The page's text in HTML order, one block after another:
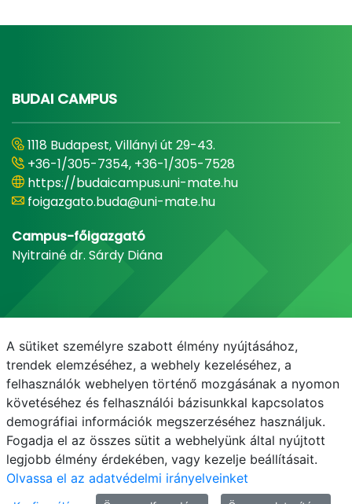
BUDAI CAMPUS
1118 Budapest, Villányi út 29-43.
+36-1/305-7354, +36-1/305-7528
https://budaicampus.uni-mate.hu
foigazgato.buda@uni-mate.hu
Campus-főigazgató
Nyitrainé dr. Sárdy Diána
E-mail Telefonkönyv NEPTUN E-learning
A sütiket személyre szabott élmény nyújtásához,
trendek elemzéséhez, a webhely kezeléséhez, a
felhasználók webhelyen történő mozgásának a nyomon
követéséhez és felhasználói bázisunkkal kapcsolatos
demográfiai információk megszerzéséhez használjuk.
Fogadja el az összes sütit a webhelyünk által nyújtott
legjobb élmény érdekében, vagy kezelje beállításait.
Olvassa el az adatvédelmi irányelveinket